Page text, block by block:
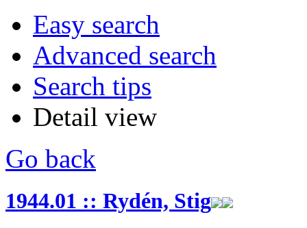
Easy search
Advanced search
Search tips
Detail view
Go back
1944.01 :: Rydén, Stig